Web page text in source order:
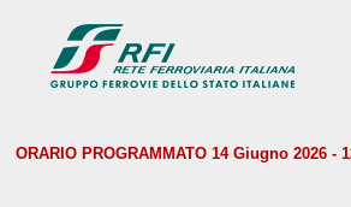
ORARIO PROGRAMMATO 14 Giugno 2026 -